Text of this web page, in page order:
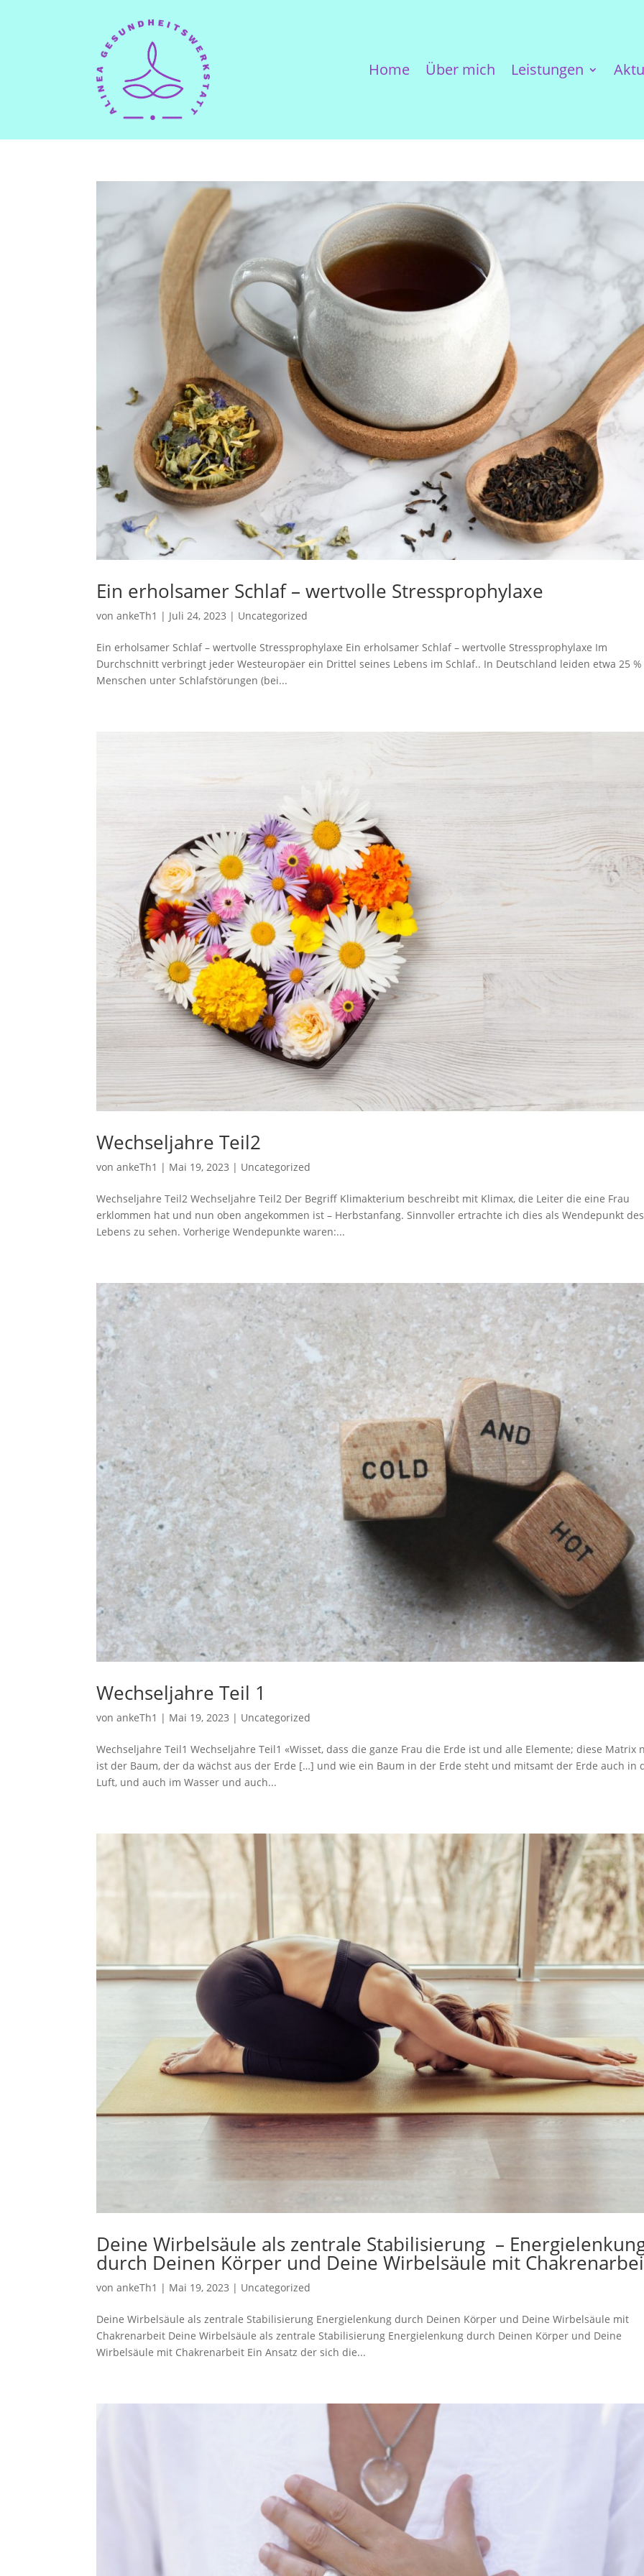
Home Über mich Leistungen
Ein erholsamer Schlaf – wertvolle Stressprophylaxe
vonankeTh1 | Juli 24, 2023 | Uncategorized
Ein erholsamer Schlaf – wertvolle Stressprophylaxe Ein erholsamer Schlaf – wertvolle Stressprophylaxe Im
Durchschnitt verbringt jeder Westeuropäer ein Drittel seines Lebens im Schlaf.. In Deutschland leiden etwa 25
Menschen unter Schlafstörungen (bei...
Wechseljahre Teil2
vonankeTh1 | Mai 19, 2023 | Uncategorized
Wechseljahre Teil2 Wechseljahre Teil2 Der Begriff Klimakterium beschreibt mit Klimax, die Leiter die eine Frau
erklommen hat und nun oben angekommen ist – Herbstanfang. Sinnvoller ertrachte ich dies als Wendepunkt des
Lebens zu sehen. Vorherige Wendepunkte waren:...
Wechseljahre Teil 1
vonankeTh1 | Mai 19, 2023 | Uncategorized
Wechseljahre Teil1 Wechseljahre Teil1 «Wisset, dass die ganze Frau die Erde ist und alle Elemente; diese Matrix
ist der Baum, der da wächst aus der Erde […] und wie ein Baum in der Erde steht und mitsamt der Erde auch in
Luft, und auch im Wasser und auch...
Deine Wirbelsäule als zentrale Stabilisierung –
durch Deinen Körper und Deine Wirbelsäule mit
vonankeTh1 | Mai 19, 2023 | Uncategorized
Deine Wirbelsäule als zentrale Stabilisierung Energielenkung durch Deinen Körper und Deine Wirbelsäule mit
Chakrenarbeit Deine Wirbelsäule als zentrale Stabilisierung Energielenkung durch Deinen Körper und Deine
Wirbelsäule mit Chakrenarbeit Ein Ansatz der sich die...